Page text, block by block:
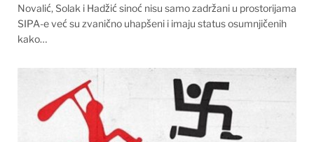
Novalić, Solak i Hadžić sinoć nisu samo zadržani u prostorijama
SIPA-e već su zvanično uhapšeni i imaju status osumnjičenih
kako…